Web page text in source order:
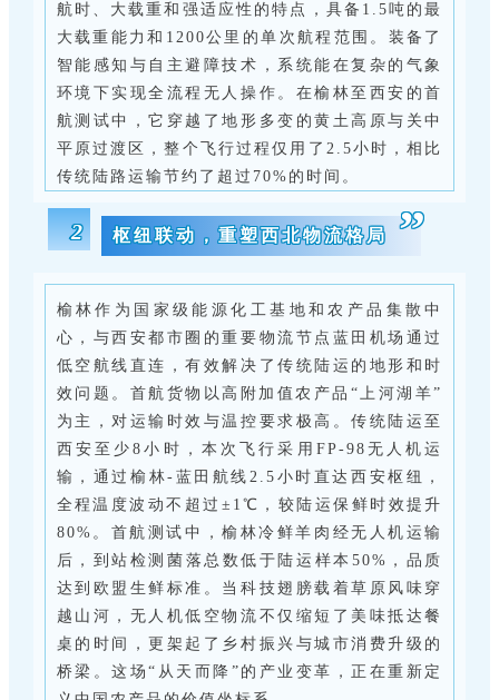
航时、大载重和强适应性的特点，具备1.5吨的最
大载重能力和1200公里的单次航程范围。装备了
智能感知与自主避障技术，系统能在复杂的气象
环境下实现全流程无人操作。在榆林至西安的首
航测试中，它穿越了地形多变的黄土高原与关中
平原过渡区，整个飞行过程仅用了2.5小时，相比
传统陆路运输节约了超过70%的时间。
2 枢纽联动，重塑西北物流格局 ”
榆林作为国家级能源化工基地和农产品集散中
心，与西安都市圈的重要物流节点蓝田机场通过
低空航线直连，有效解决了传统陆运的地形和时
效问题。首航货物以高附加值农产品“上河湖羊”
为主，对运输时效与温控要求极高。传统陆运至
西安至少8小时，本次飞行采用FP-98无人机运
输，通过榆林-蓝田航线2.5小时直达西安枢纽，
全程温度波动不超过±1℃，较陆运保鲜时效提升
80%。首航测试中，榆林冷鲜羊肉经无人机运输
后，到站检测菌落总数低于陆运样本50%，品质
达到欧盟生鲜标准。当科技翅膀载着草原风味穿
越山河，无人机低空物流不仅缩短了美味抵达餐
桌的时间，更架起了乡村振兴与城市消费升级的
桥梁。这场“从天而降”的产业变革，正在重新定